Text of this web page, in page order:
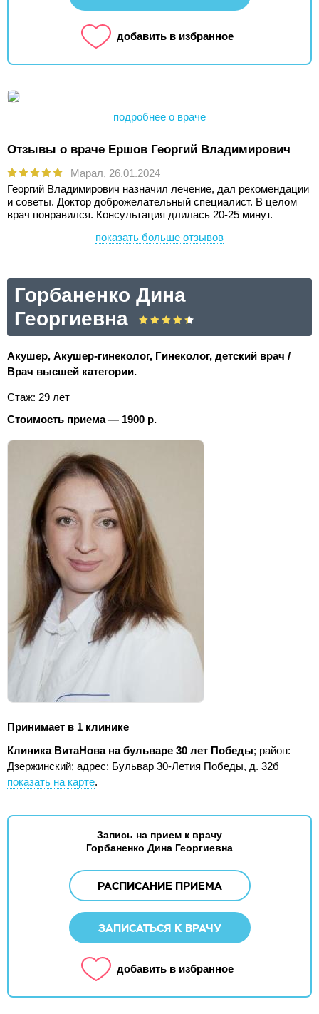
добавить в избранное
подробнее о враче
Отзывы о враче Ершов Георгий Владимирович
Марал, 26.01.2024
Георгий Владимирович назначил лечение, дал рекомендации
и советы. Доктор доброжелательный специалист. В целом
врач понравился. Консультация длилась 20-25 минут.
показать больше отзывов
Горбаненко Дина
Георгиевна
Акушер, Акушер-гинеколог, Гинеколог, детский врач /
Врач высшей категории.
Стаж: 29 лет
Стоимость приема — 1900 р.
Принимает в 1 клинике
Клиника ВитаНова на бульваре 30 лет Победы; район:
Дзержинский; адрес: Бульвар 30-Летия Победы, д. 32б
показать на карте.
Запись на прием к врачу
Горбаненко Дина Георгиевна
РАСПИСАНИЕ ПРИЕМА
ЗАПИСАТЬСЯ К ВРАЧУ
добавить в избранное